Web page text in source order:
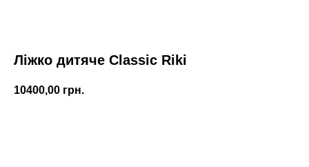
Ліжко дитяче Classic Riki
10400,00 грн.